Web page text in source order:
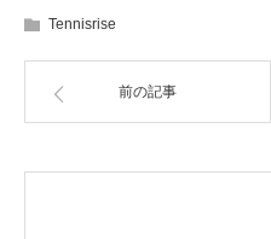
Tennisrise
前の記事